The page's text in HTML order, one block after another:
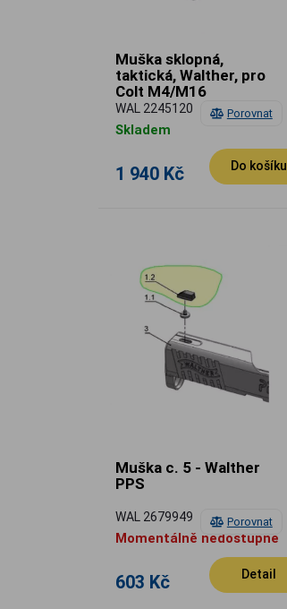
Porovnat
Muška sklopná,
taktická, Walther, pro
Colt M4/M16
WAL 2245120
Skladem
1 940 Kč Do košíku
Porovnat
Muška c. 5 - Walther
PPS
WAL 2679949
Momentálně nedostupné
603 Kč Detail